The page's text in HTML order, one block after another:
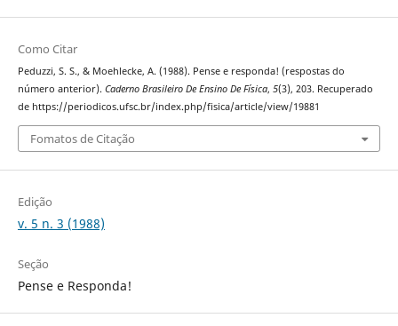
Como Citar
Peduzzi, S. S., & Moehlecke, A. (1988). Pense e responda! (respostas do
número anterior). Caderno Brasileiro De Ensino De Física, 5(3), 203. Recuperado
de https://periodicos.ufsc.br/index.php/fisica/article/view/19881
Fomatos de Citação
Edição
v. 5 n. 3 (1988)
Seção
Pense e Responda!